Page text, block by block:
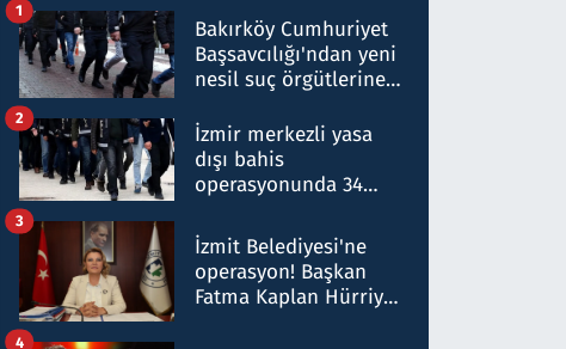
Bakırköy Cumhuriyet
Başsavcılığı'ndan yeni
nesil suç örgütlerine
hakkında gözaltı kararı
1
İzmir merkezli yasa
dışı bahis
operasyonunda 34
Milyar liralık para
trafiği tespit edildi
2
İzmit Belediyesi'ne
operasyon! Başkan
Fatma Kaplan Hürriyet
3
4